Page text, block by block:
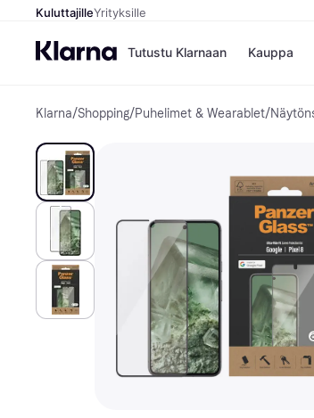
KuluttajilleYrityksille
Tutustu Klarnaan Kauppa
Klarna/Shopping/Puhelimet & Wearablet/